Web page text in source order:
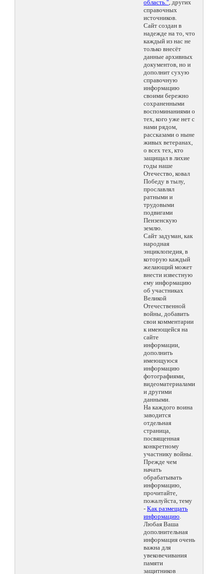
область.", других
справочных
источников.
Сайт создан в
надежде на то, что
каждый из нас не
только внесёт
данные архивных
документов, но и
дополнит сухую
справочную
информацию
своими бережно
сохраненными
воспоминаниями о
тех, кого уже нет с
нами рядом,
рассказами о ныне
живых ветеранах,
о всех тех, кто
защищал в лихие
годы наше
Отечество, ковал
Победу в тылу,
прославлял
ратными и
трудовыми
подвигами
Пензенскую
землю.
Сайт задуман, как
народная
энциклопедия, в
которую каждый
желающий может
внести известную
ему информацию
об участниках
Великой
Отечественной
войны, добавить
свои комментарии
к имеющейся на
сайте
информации,
дополнить
имеющуюся
информацию
фотографиями,
видеоматериалами
и другими
данными.
На каждого воина
заводится
отдельная
страница,
посвященная
конкретному
участнику войны.
Прежде чем
начать
обрабатывать
информацию,
прочитайте,
пожалуйста, тему
- Как размещать
информацию.
Любая Ваша
дополнительная
информация очень
важна для
увековечивания
памяти
защитников